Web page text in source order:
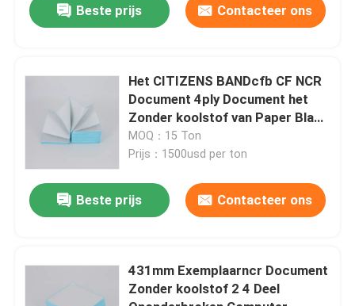
Producten
Fabriekstocht
Beste prijs Contacteer ons
Het CITIZENS BANDcfb CF NCR
Document 4ply Document het
Zonder koolstof van Paper Blank
Carbonless van de
Exemplaarprinter 3 Deel
MOQ：15 Ton
Prijs：1500usd per ton
Beste prijs Contacteer ons
431mm Exemplaarncr Document
Zonder koolstof 2 4 Deel